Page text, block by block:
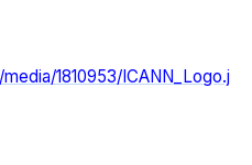
1810953/ICANN_Logo.j